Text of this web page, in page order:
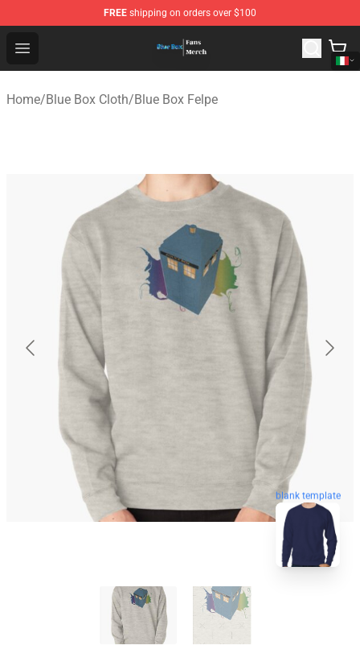
FREE shipping on orders over $100
Open menu
Blue Box Store - Official Blue Box Merchandise Shop
Home/Blue Box Cloth/Blue Box Felpe
blank template